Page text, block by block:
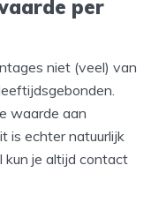
per
niet (veel) van
waarde aan
is echter natuurlijk
kun je altijd contact